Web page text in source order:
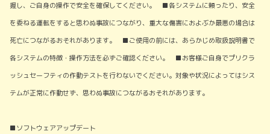
握し、ご自身の操作で安全を確保してください。 ■各システムに頼ったり、安全
を委ねる運転をすると思わぬ事故につながり、重大な傷害におよぶか最悪の場合は
死亡につながるおそれがあります。 ■ご使用の前には、あらかじめ取扱説明書で
各システムの特徴・操作方法を必ずご確認ください。 ■お客様ご自身でプリクラ
ッシュセーフティの作動テストを行わないでください。対象や状況によってはシス
テムが正常に作動せず、思わぬ事故につながるおそれがあります。
■ソフトウェアアップデート